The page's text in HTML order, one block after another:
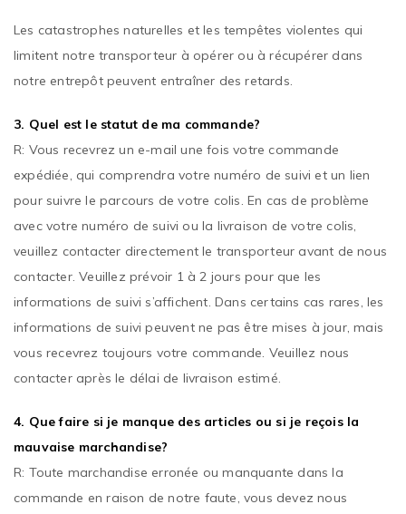
Les catastrophes naturelles et les tempêtes violentes qui
limitent notre transporteur à opérer ou à récupérer dans
notre entrepôt peuvent entraîner des retards.
3. Quel est le statut de ma commande?
R: Vous recevrez un e-mail une fois votre commande
expédiée, qui comprendra votre numéro de suivi et un lien
pour suivre le parcours de votre colis. En cas de problème
avec votre numéro de suivi ou la livraison de votre colis,
veuillez contacter directement le transporteur avant de nous
contacter. Veuillez prévoir 1 à 2 jours pour que les
informations de suivi s’affichent. Dans certains cas rares, les
informations de suivi peuvent ne pas être mises à jour, mais
vous recevrez toujours votre commande. Veuillez nous
contacter après le délai de livraison estimé.
4. Que faire si je manque des articles ou si je reçois la
mauvaise marchandise?
R: Toute marchandise erronée ou manquante dans la
commande en raison de notre faute, vous devez nous